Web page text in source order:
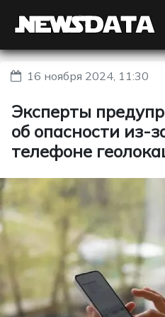
16 ноября 2024, 11:30
Эксперты
об опасности из-
телефоне